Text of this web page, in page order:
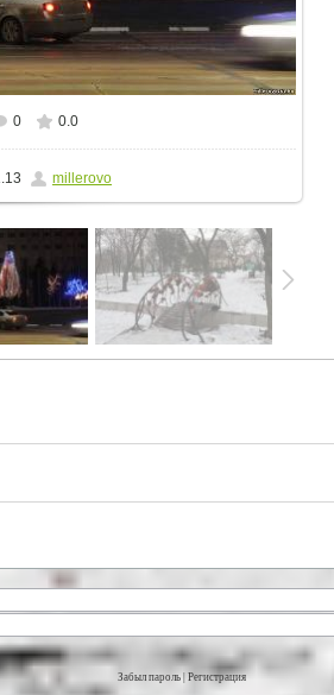
1500x1000
0 0.0
millerovo
Забыл пароль Регистрация